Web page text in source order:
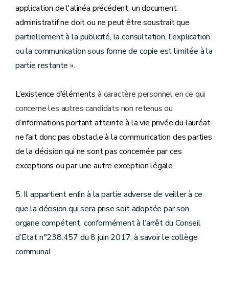
application de l'alinéa précédent, un document
administratif ne doit ou ne peut être soustrait que
partiellement à la publicité, la consultation, l'explication
ou la communication sous forme de copie est limitée à la
partie restante ».
L’existence d’éléments à caractère personnel en ce qui
concerne les autres candidats non retenus ou
d’informations portant atteinte à la vie privée du lauréat
ne fait donc pas obstacle à la communication des parties
de la décision qui ne sont pas concernée par ces
exceptions ou par une autre exception légale.
5. Il appartient enfin à la partie adverse de veiller à ce
que la décision qui sera prise soit adoptée par son
organe compétent, conformément à l’arrêt du Conseil
d’Etat n°238.457 du 8 juin 2017, à savoir le collège
communal.